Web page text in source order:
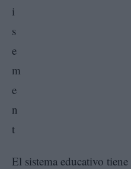
El sistema educativo